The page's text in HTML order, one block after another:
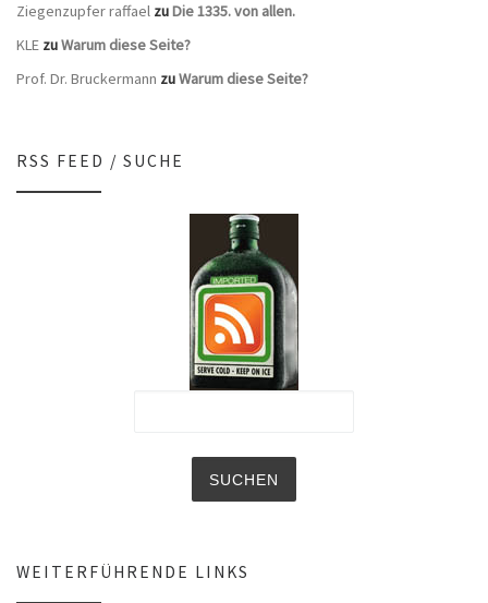
Ziegenzupfer raffael zuDie 1335. von allen.
KLE zuWarum diese Seite?
Prof. Dr. Bruckermann zuWarum diese Seite?
RSS FEED / SUCHE
WEITERFÜHRENDE LINKS